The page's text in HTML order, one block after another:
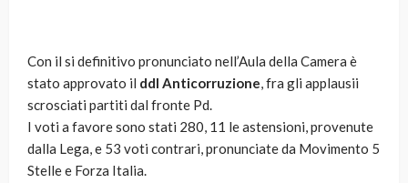
Con il si definitivo pronunciato nell’Aula della Camera è
stato approvato il ddl Anticorruzione, fra gli applausii
scrosciati partiti dal fronte Pd.
I voti a favore sono stati 280, 11 le astensioni, provenute
dalla Lega, e 53 voti contrari, pronunciate da Movimento 5
Stelle e Forza Italia.